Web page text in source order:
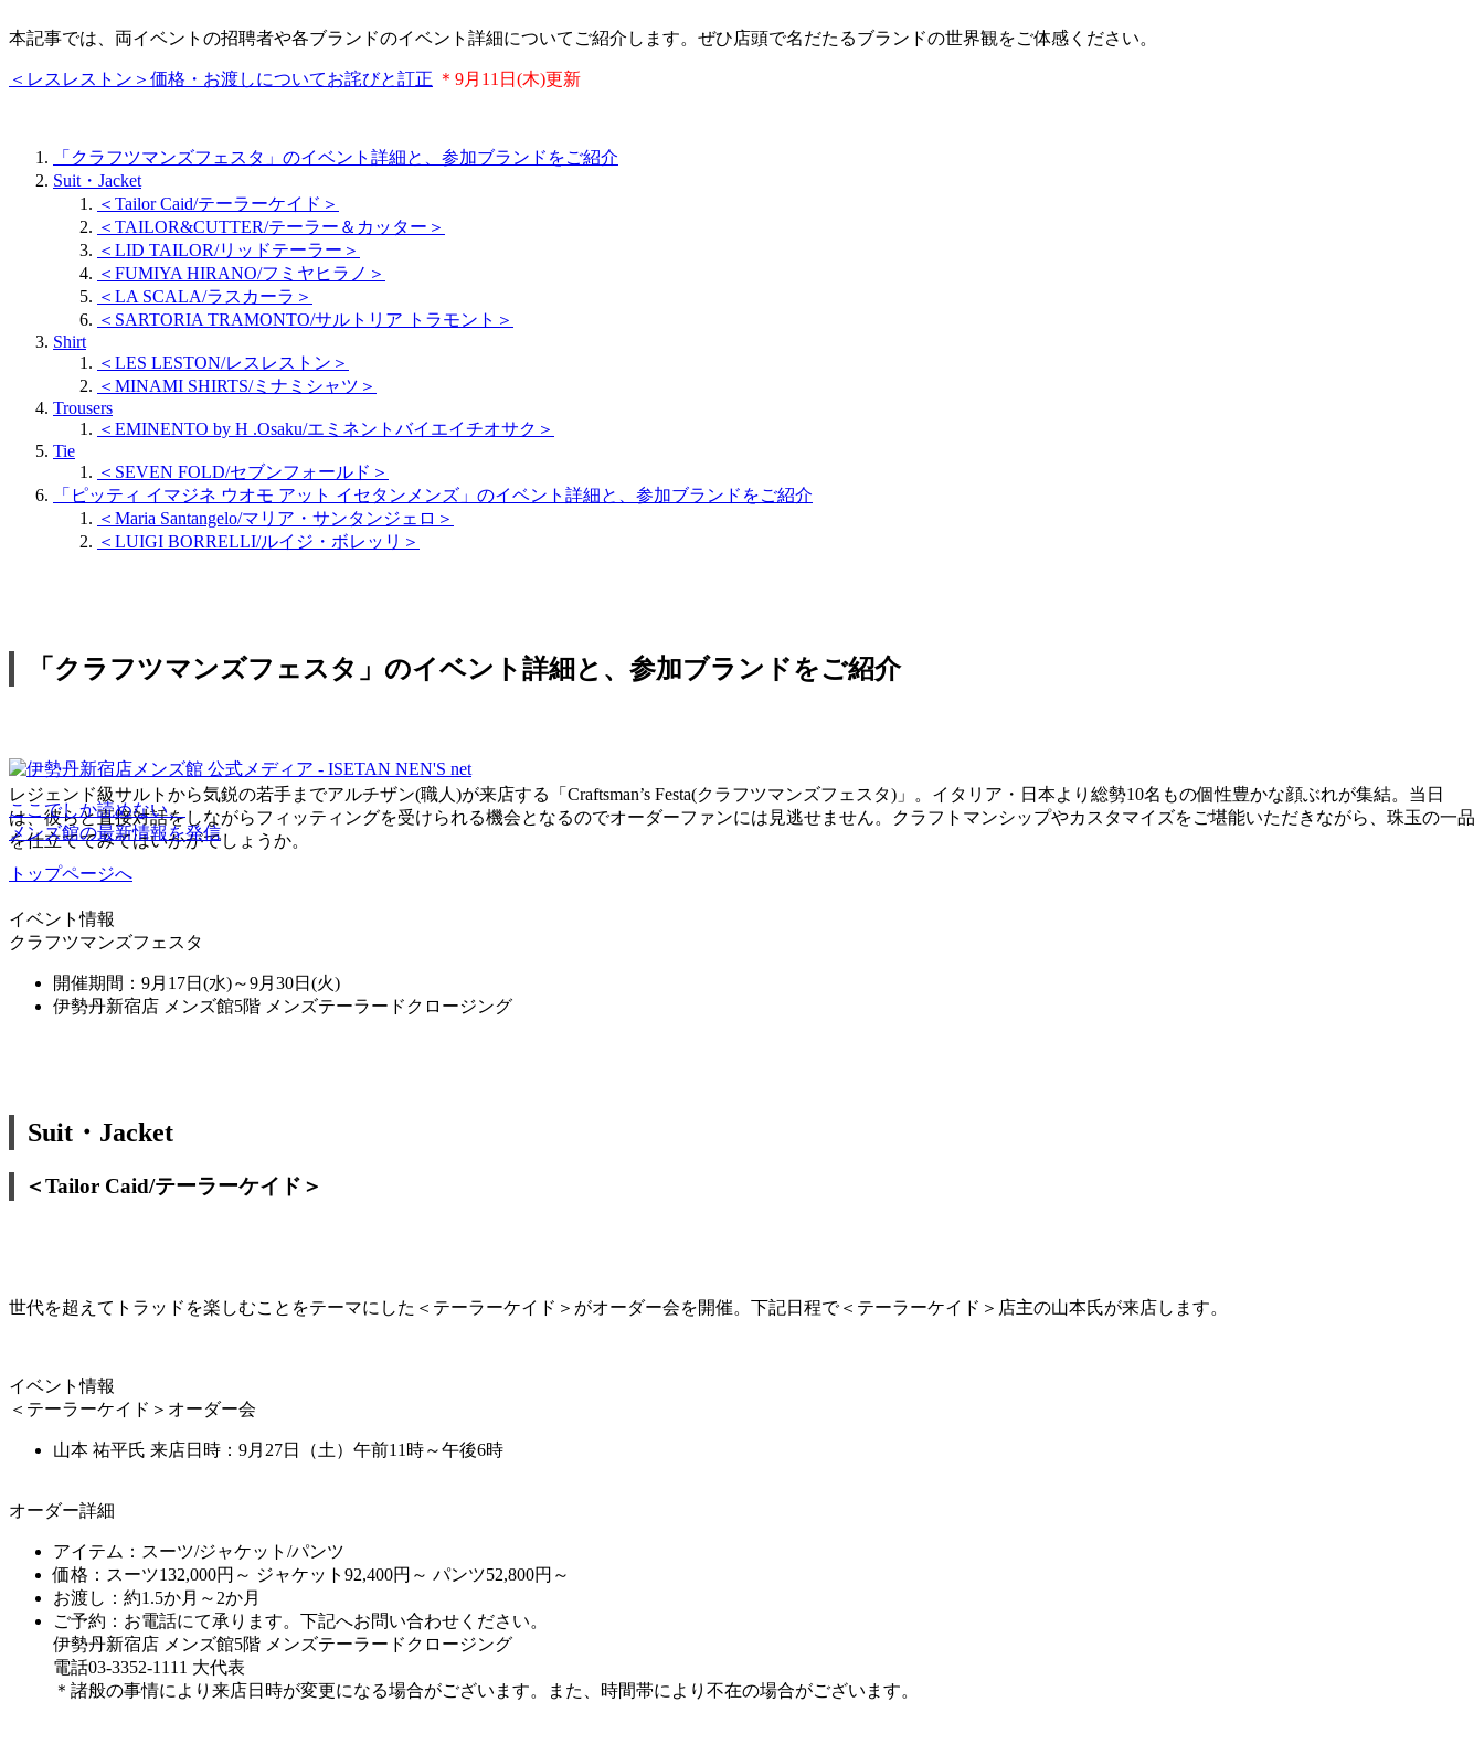
本記事では、両イベントの招聘者や各ブランドのイベント詳細についてご紹介します。ぜひ店頭で名だたるブランドの世界観をご体感ください。
＜レスレストン＞価格・お渡しについてお詫びと訂正 ＊9月11日(木)更新
「クラフツマンズフェスタ」のイベント詳細と、参加ブランドをご紹介
Suit・Jacket
＜Tailor Caid/テーラーケイド＞
＜TAILOR&CUTTER/テーラー＆カッター＞
＜LID TAILOR/リッドテーラー＞
＜FUMIYA HIRANO/フミヤヒラノ＞
＜LA SCALA/ラスカーラ＞
＜SARTORIA TRAMONTO/サルトリア トラモント＞
Shirt
＜LES LESTON/レスレストン＞
＜MINAMI SHIRTS/ミナミシャツ＞
Trousers
＜EMINENTO by H .Osaku/エミネントバイエイチオサク＞
Tie
＜SEVEN FOLD/セブンフォールド＞
「ピッティ イマジネ ウオモ アット イセタンメンズ」のイベント詳細と、参加ブランドをご紹介
＜Maria Santangelo/マリア・サンタンジェロ＞
＜LUIGI BORRELLI/ルイジ・ボレッリ＞
「クラフツマンズフェスタ」のイベント詳細と、参加ブランドをご紹介
レジェンド級サルトから気鋭の若手までアルチザン(職人)が来店する「Craftsman’s Festa(クラフツマンズフェスタ)」。イタリア・日本より総勢10名もの個性豊かな顔ぶれが集結。当日
は、彼らと直接対話をしながらフィッティングを受けられる機会となるのでオーダーファンには見逃せません。クラフトマンシップやカスタマイズをご堪能いただきながら、珠玉の一品
を仕立ててみてはいかがでしょうか。
イベント情報
クラフツマンズフェスタ
開催期間：9月17日(水)～9月30日(火)
伊勢丹新宿店 メンズ館5階 メンズテーラードクロージング
Suit・Jacket
＜Tailor Caid/テーラーケイド＞
世代を超えてトラッドを楽しむことをテーマにした＜テーラーケイド＞がオーダー会を開催。下記日程で＜テーラーケイド＞店主の山本氏が来店します。
イベント情報
＜テーラーケイド＞オーダー会
山本 祐平氏 来店日時：9月27日（土）午前11時～午後6時
オーダー詳細
アイテム：スーツ/ジャケット/パンツ
価格：スーツ132,000円～ ジャケット92,400円～ パンツ52,800円～
お渡し：約1.5か月～2か月
ご予約：お電話にて承ります。下記へお問い合わせください。
伊勢丹新宿店 メンズ館5階 メンズテーラードクロージング
電話03-3352-1111 大代表
＊諸般の事情により来店日時が変更になる場合がございます。また、時間帯により不在の場合がございます。
ここでしか読めない、
メンズ館の最新情報を発信
トップページへ